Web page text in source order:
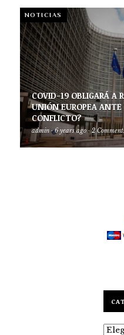
NOTICIAS
COVID-19 OBLIGARÁ A
UNIÓN EUROPEA
CONFLICTO?
admin · 6 years ago · 2